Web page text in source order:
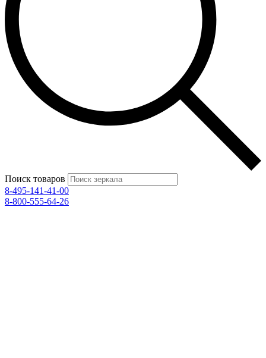
Поиск товаров
8-495-141-41-00
8-800-555-64-26